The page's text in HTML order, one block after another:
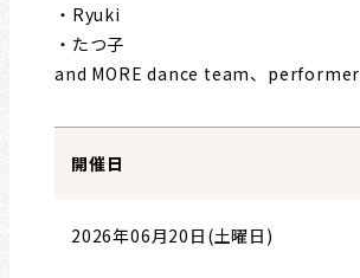
・Ryuki
・たつ子
and MORE dance team、performer
開催日
2026年06月20日(土曜日)